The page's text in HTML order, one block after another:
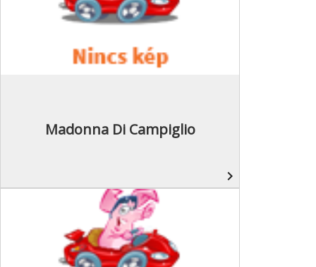
Madonna Di Campiglio
navigate_next